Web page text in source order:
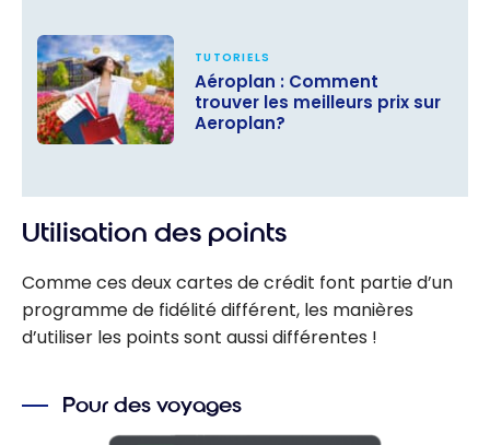
meilleurs prix
TUTORIELS
Aéroplan : Comment
trouver les meilleurs prix sur
Aeroplan?
Utilisation des points
Comme ces deux cartes de crédit font partie d’un
programme de fidélité différent, les manières
d’utiliser les points sont aussi différentes !
Pour des voyages